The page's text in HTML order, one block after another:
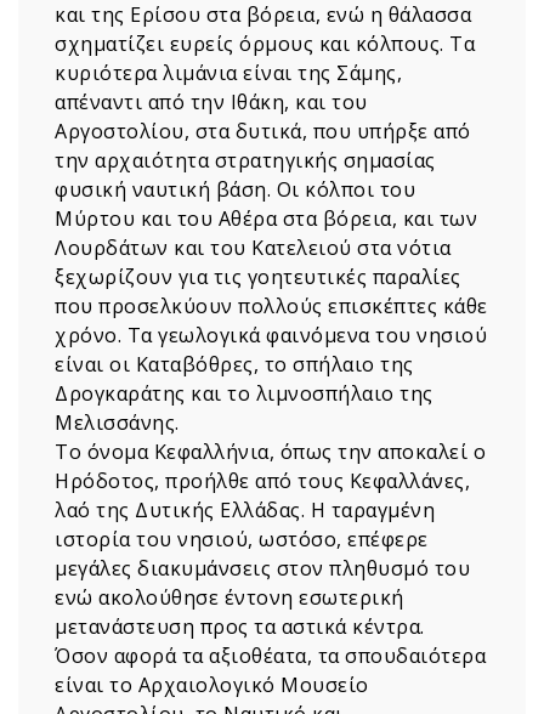
και της Ερίσου στα βόρεια, ενώ η θάλασσα
σχηματίζει ευρείς όρμους και κόλπους. Τα
κυριότερα λιμάνια είναι της Σάμης,
απέναντι από την Ιθάκη, και του
Αργοστολίου, στα δυτικά, που υπήρξε από
την αρχαιότητα στρατηγικής σημασίας
φυσική ναυτική βάση. Οι κόλποι του
Μύρτου και του Αθέρα στα βόρεια, και των
Λουρδάτων και του Κατελειού στα νότια
ξεχωρίζουν για τις γοητευτικές παραλίες
που προσελκύουν πολλούς επισκέπτες κάθε
χρόνο. Τα γεωλογικά φαινόμενα του νησιού
είναι οι Καταβόθρες, το σπήλαιο της
Δρογκαράτης και το λιμνοσπήλαιο της
Μελισσάνης.
Το όνομα Κεφαλλήνια, όπως την αποκαλεί ο
Ηρόδοτος, προήλθε από τους Κεφαλλάνες,
λαό της Δυτικής Ελλάδας. Η ταραγμένη
ιστορία του νησιού, ωστόσο, επέφερε
μεγάλες διακυμάνσεις στον πληθυσμό του
ενώ ακολούθησε έντονη εσωτερική
μετανάστευση προς τα αστικά κέντρα.
Όσον αφορά τα αξιοθέατα, τα σπουδαιότερα
είναι το Αρχαιολογικό Μουσείο